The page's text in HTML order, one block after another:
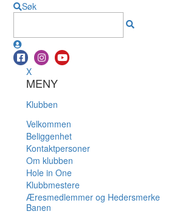
Søk
X
MENY
Klubben
Velkommen
Beliggenhet
Kontaktpersoner
Om klubben
Hole in One
Klubbmestere
Æresmedlemmer og Hedersmerke
Banen